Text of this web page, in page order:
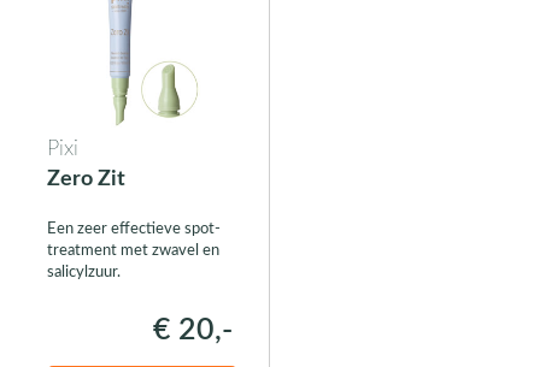
Pixi
Zero Zit
Een zeer effectieve spot-
treatment met zwavel en
salicylzuur.
€ 20,-